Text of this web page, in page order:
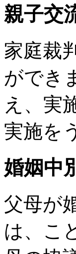
親子交
家庭裁
ができ
え、実
実施を
婚姻中
父母が
は、こ